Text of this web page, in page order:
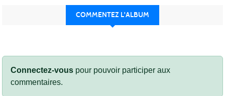
COMMENTEZ L'ALBUM
Connectez-vous pour pouvoir participer aux
commentaires.